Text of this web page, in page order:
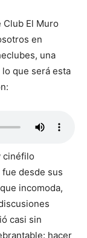
Club El Muro
en
una
que será esta
cinéfilo
fue desde sus
incomoda,
casi sin
hacer